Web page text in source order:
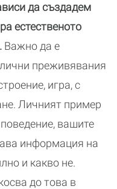
да създадем
естественото
Важно да е
преживявания
игра, с
Личният пример
вашите
информация на
и какво не.
до това в